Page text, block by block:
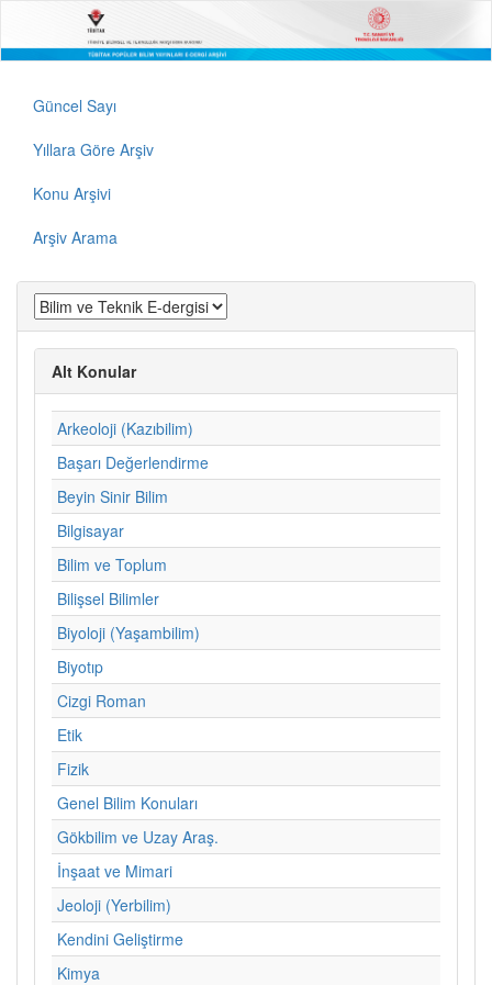
Güncel Sayı
Yıllara Göre Arşiv
Konu Arşivi
Arşiv Arama
Alt Konular
Arkeoloji (Kazıbilim)
Başarı Değerlendirme
Beyin Sinir Bilim
Bilgisayar
Bilim ve Toplum
Bilişsel Bilimler
Biyoloji (Yaşambilim)
Biyotıp
Cizgi Roman
Etik
Fizik
Genel Bilim Konuları
Gökbilim ve Uzay Araş.
İnşaat ve Mimari
Jeoloji (Yerbilim)
Kendini Geliştirme
Kimya